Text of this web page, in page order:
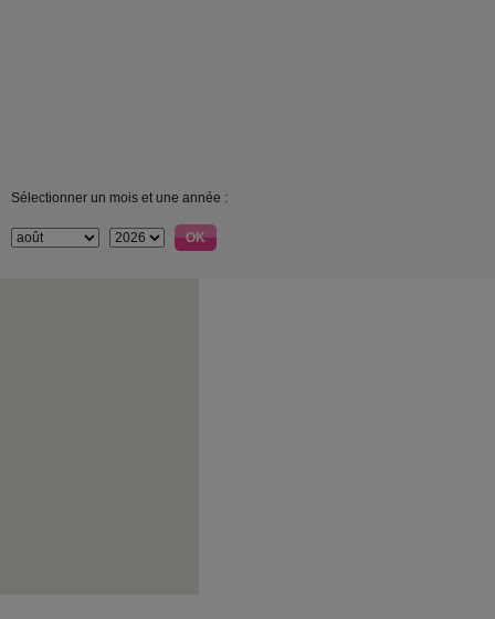
Sélectionner un mois et une année :